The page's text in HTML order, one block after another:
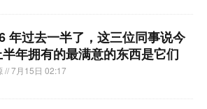
年过去一半了，这三位同事说今
年拥有的最满意的东西是它们
// 7月15日 02:17